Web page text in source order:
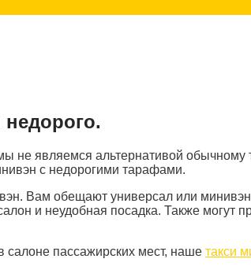
не являемся альтернативой обычному
с недорогими тарафами.
Вам обещают универсал или
и неудобная посадка. Также могут
пассажирских мест, наше такси